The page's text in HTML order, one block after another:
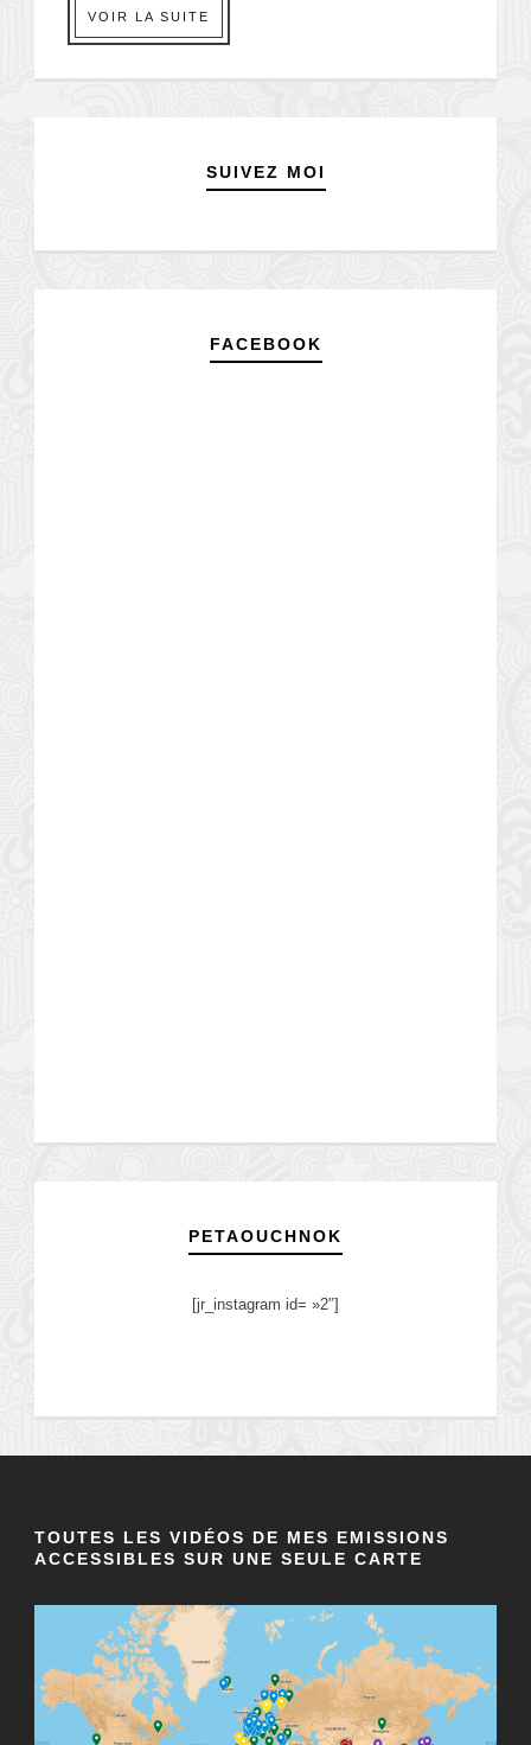
VOIR LA SUITE
SUIVEZ MOI
FACEBOOK
PETAOUCHNOK
[jr_instagram id= »2″]
TOUTES LES VIDÉOS DE MES EMISSIONS
ACCESSIBLES SUR UNE SEULE CARTE